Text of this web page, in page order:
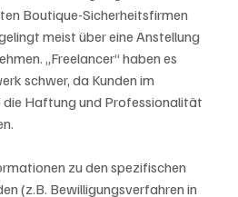
Boutique-Sicherheitsfirmen
meist über eine Anstellung
„Freelancer“ haben es
schwer, da Kunden im
Haftung und Professionalität
zu den spezifischen
(z.B. Bewilligungsverfahren in